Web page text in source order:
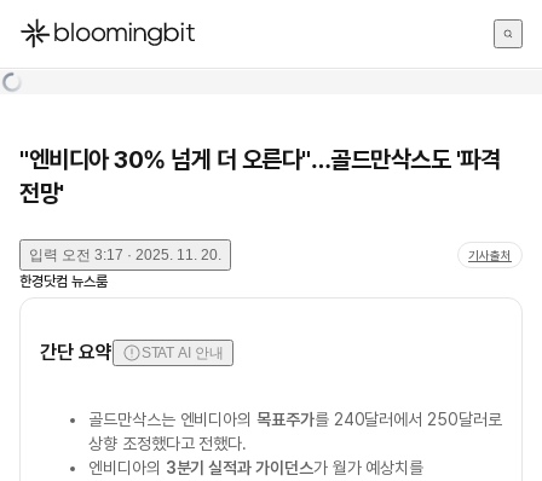
한국어
"엔비디아 30% 넘게 더 오른다"…골드만삭스도 '파격
전망'
입력 오전 3:17 · 2025. 11. 20. 기사출처
한경닷컴 뉴스룸
간단 요약 STAT AI 안내
골드만삭스는 엔비디아의목표주가를 240달러에서 250달러로
상향 조정했다고 전했다.
엔비디아의 3분기 실적과 가이던스가 월가 예상치를